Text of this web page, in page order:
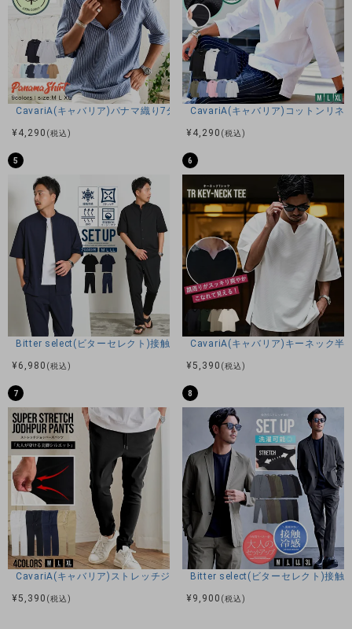
CavariA(キャバリア)パナマ織り7分袖カプリシャツ/全9色
¥4,290 (税込)
CavariA(キャバリア)コットンリネ
¥4,290 (税込)
5
Bitter select(ビターセレクト)接触冷感スーパーストレッチバンドカラー
¥6,980 (税込)
6
CavariA(キャバリア)キーネック半
¥5,390 (税込)
7
CavariA(キャバリア)ストレッチジョッパーパンツ/全4色
¥5,390 (税込)
8
Bitter select(ビターセレクト)接触
¥9,900 (税込)